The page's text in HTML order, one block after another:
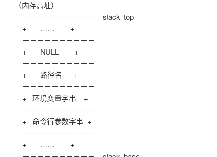
（内存高址）
－－－－－－－－－－ stack_top
+ …… +
－－－－－－－－－－
+ NULL +
－－－－－－－－－－
+ 路径名 +
－－－－－－－－－－
+ 环境变量字串 +
－－－－－－－－－－
+ 命令行参数字串 +
－－－－－－－－－－
+ …… +